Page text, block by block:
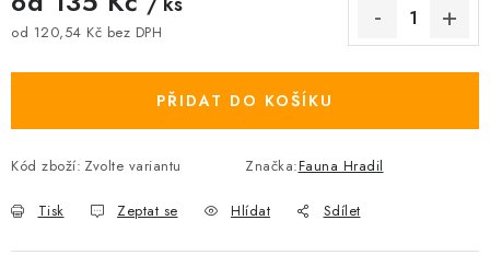
od 120,54 Kč bez DPH
PŘIDAT DO KOŠÍKU
Kód zboží: Zvolte variantu Značka:Fauna Hradil
Tisk Zeptat se Hlídat Sdílet